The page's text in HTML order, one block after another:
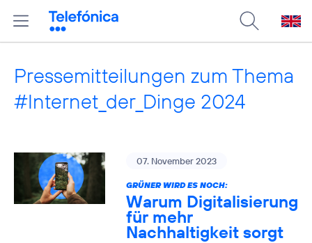
Pressemitteilungen zum Thema
#Internet_der_Dinge 2024
07. November 2023
GRÜNER WIRD ES NOCH:
Warum Digitalisierung
für mehr
Nachhaltigkeit sorgt